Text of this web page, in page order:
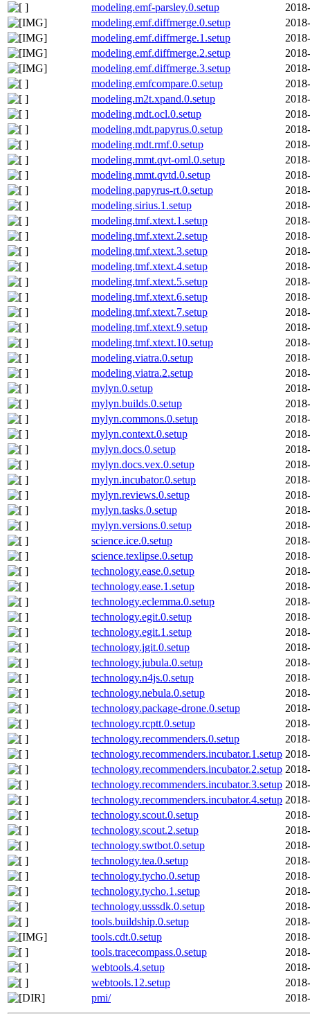
modeling.emf-parsley.0.setup
modeling.emf.diffmerge.0.setup
modeling.emf.diffmerge.1.setup
modeling.emf.diffmerge.2.setup
modeling.emf.diffmerge.3.setup
modeling.emfcompare.0.setup
modeling.m2t.xpand.0.setup
modeling.mdt.ocl.0.setup
modeling.mdt.papyrus.0.setup
modeling.mdt.rmf.0.setup
modeling.mmt.qvt-oml.0.setup
modeling.mmt.qvtd.0.setup
modeling.papyrus-rt.0.setup
modeling.sirius.1.setup
modeling.tmf.xtext.1.setup
modeling.tmf.xtext.2.setup
modeling.tmf.xtext.3.setup
modeling.tmf.xtext.4.setup
modeling.tmf.xtext.5.setup
modeling.tmf.xtext.6.setup
modeling.tmf.xtext.7.setup
modeling.tmf.xtext.9.setup
modeling.tmf.xtext.10.setup
modeling.viatra.0.setup
modeling.viatra.2.setup
mylyn.0.setup
mylyn.builds.0.setup
mylyn.commons.0.setup
mylyn.context.0.setup
mylyn.docs.0.setup
mylyn.docs.vex.0.setup
mylyn.incubator.0.setup
mylyn.reviews.0.setup
mylyn.tasks.0.setup
mylyn.versions.0.setup
science.ice.0.setup
science.texlipse.0.setup
technology.ease.0.setup
technology.ease.1.setup
technology.eclemma.0.setup
technology.egit.0.setup
technology.egit.1.setup
technology.jgit.0.setup
technology.jubula.0.setup
technology.n4js.0.setup
technology.nebula.0.setup
technology.package-drone.0.setup
technology.rcptt.0.setup
technology.recommenders.0.setup
technology.recommenders.incubator.1.setup
technology.recommenders.incubator.2.setup
technology.recommenders.incubator.3.setup
technology.recommenders.incubator.4.setup
technology.scout.0.setup
technology.scout.2.setup
technology.swtbot.0.setup
technology.tea.0.setup
technology.tycho.0.setup
technology.tycho.1.setup
technology.usssdk.0.setup
tools.buildship.0.setup
tools.cdt.0.setup
tools.tracecompass.0.setup
webtools.4.setup
webtools.12.setup
pmi/